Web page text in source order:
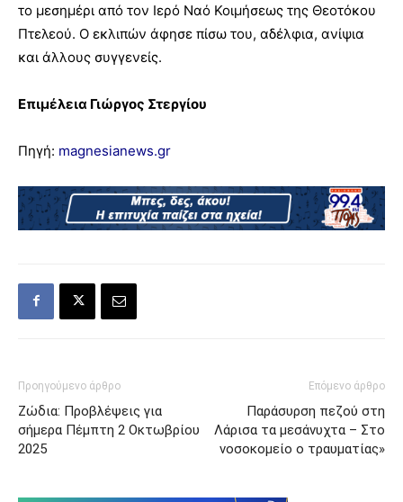
το μεσημέρι από τον Ιερό Ναό Κοιμήσεως της Θεοτόκου
Πτελεού. Ο εκλιπών άφησε πίσω του, αδέλφια, ανίψια
και άλλους συγγενείς.
Επιμέλεια Γιώργος Στεργίου
Πηγή: magnesianews.gr
Προηγούμενο άρθρο
Ζώδια: Προβλέψεις για
σήμερα Πέμπτη 2 Οκτωβρίου
2025
Επόμενο άρθρο
Παράσυρση πεζού στη
Λάρισα τα μεσάνυχτα – Στο
νοσοκομείο ο τραυματίας»